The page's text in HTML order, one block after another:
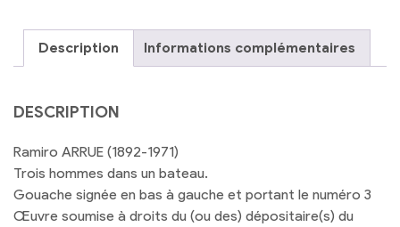
Description Informations complémentaires
DESCRIPTION
Ramiro ARRUE (1892-1971)
Trois hommes dans un bateau.
Gouache signée en bas à gauche et portant le numéro 3
Œuvre soumise à droits du (ou des) dépositaire(s) du